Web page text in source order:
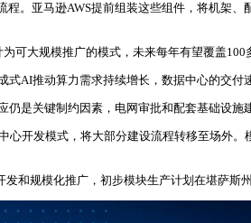
程。亚马逊AWS提前组装这些组件，将机架
可大规模推广的模式，未来每年有望覆盖
AI推动算力需求持续增长，数据中心的交
是关键制约因素，电网审批和配套基础设
心开发模式，将大部分建设流程转移至场外
发和规模化推广，初步模块生产计划在堪萨